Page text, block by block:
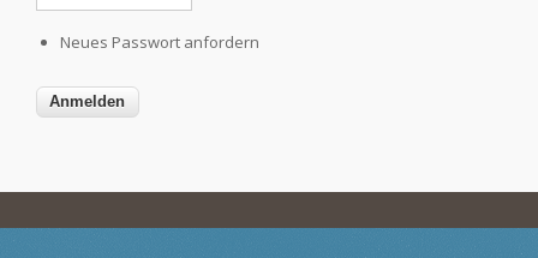
Neues Passwort anfordern